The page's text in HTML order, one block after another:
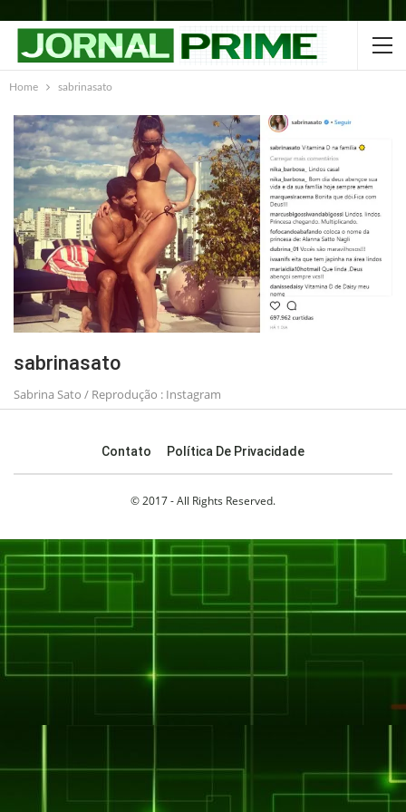
Home sabrinasato
sabrinasato
Sabrina Sato / Reprodução : Instagram
Contato Política De Privacidade
© 2017 - All Rights Reserved.